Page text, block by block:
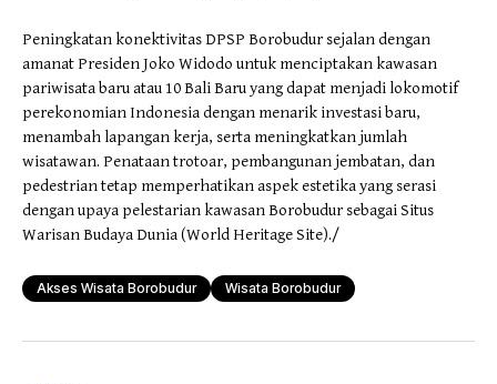
Peningkatan konektivitas DPSP Borobudur sejalan dengan
amanat Presiden Joko Widodo untuk menciptakan kawasan
pariwisata baru atau 10 Bali Baru yang dapat menjadi lokomotif
perekonomian Indonesia dengan menarik investasi baru,
menambah lapangan kerja, serta meningkatkan jumlah
wisatawan. Penataan trotoar, pembangunan jembatan, dan
pedestrian tetap memperhatikan aspek estetika yang serasi
dengan upaya pelestarian kawasan Borobudur sebagai Situs
Warisan Budaya Dunia (World Heritage Site)./
Akses Wisata Borobudur Wisata Borobudur